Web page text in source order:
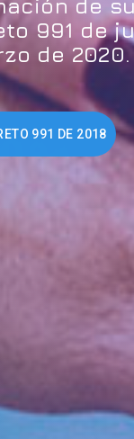
de
991 de
de 2020.
991 DE 2018